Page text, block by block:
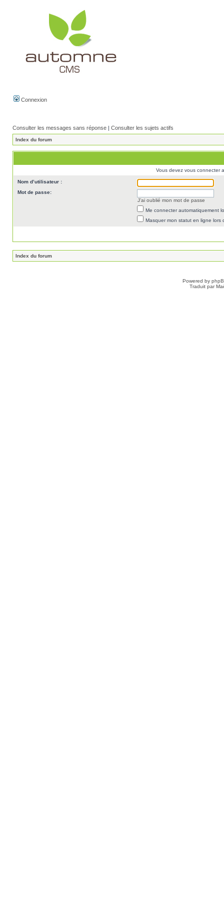
Connexion
Consulter les messages sans réponse | Consulter les sujets actifs
Index du forum
Vous devez vous connecter
Nom d’utilisateur :
Mot de passe:
J’ai oublié mon mot de passe
Me connecter automatiquement
Masquer mon statut en ligne lors
Index du forum
Powered by
Traduit par